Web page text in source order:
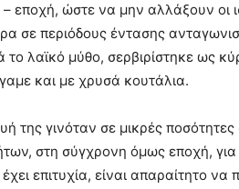
εποχή, ώστε να μην αλλάξουν οι
σε περιόδους έντασης
λαϊκό μύθο, σερβιρίστηκε ως
και με χρυσά κουτάλια.
της γινόταν σε μικρές ποσότητες
στη σύγχρονη όμως εποχή, για
επιτυχία, είναι απαραίτητο